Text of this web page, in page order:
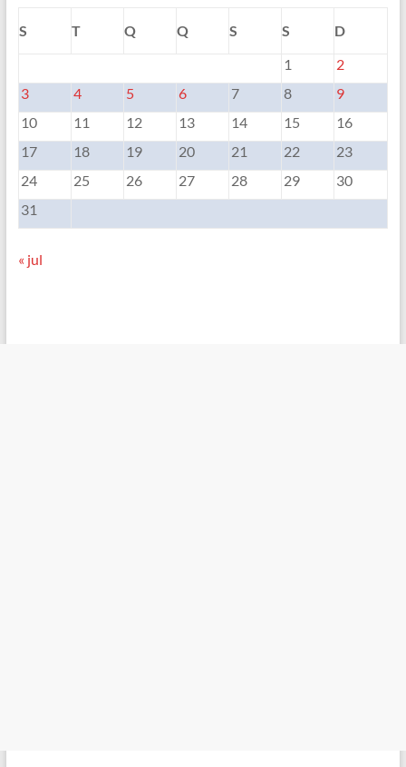
S T Q Q S S
D
1
2
3
4 5 6 7 8
9
10
11 12 13 14 15
16
17
18 19 20 21 22
23
24
25 26 27 28 29
30
31
« jul